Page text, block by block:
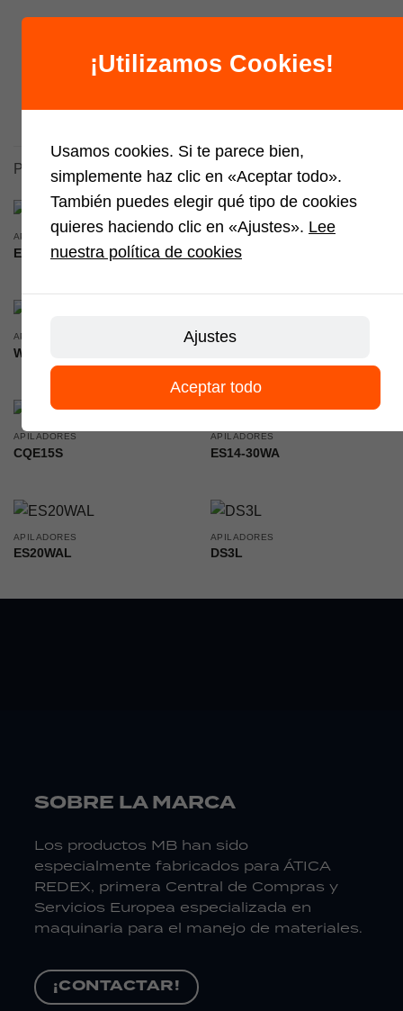
PRODUCTOS RELACIONADOS
APILADORES
ES20-20RASL
APILADORES
ESA121
APILADORES
WSI161L
APILADORES
APILADORES
CQE15S
APILADORES
ES14-30WA
APILADORES
ES20WAL
APILADORES
DS3L
SOBRE LA MARCA
Los productos MB han sido
especialmente fabricados para ÁTICA
REDEX, primera Central de Compras y
Servicios Europea especializada en
maquinaria para el manejo de materiales.
¡CONTACTAR!
¡Utilizamos Cookies!
Usamos cookies. Si te parece bien,
simplemente haz clic en «Aceptar todo».
También puedes elegir qué tipo de cookies
quieres haciendo clic en «Ajustes». Lee
nuestra política de cookies
Ajustes
Aceptar todo